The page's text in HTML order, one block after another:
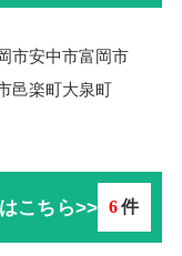
市安中市富岡市
邑楽町大泉町
こちら>> 6件